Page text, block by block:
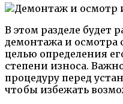
В этом разделе будет
демонтажа и осмотра
целью определения
степени износа.
процедуру перед
чтобы избежать